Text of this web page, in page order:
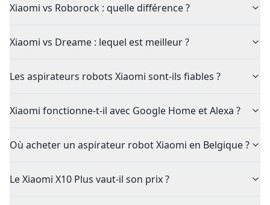
Xiaomi vs Roborock : quelle différence ?
Xiaomi vs Dreame : lequel est meilleur ?
Les aspirateurs robots Xiaomi sont-ils fiables ?
Xiaomi fonctionne-t-il avec Google Home et Alexa ?
Où acheter un aspirateur robot Xiaomi en Belgique ?
Le Xiaomi X10 Plus vaut-il son prix ?